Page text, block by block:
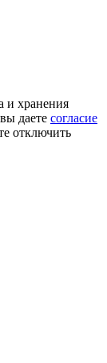
и хранения
даете согласие
отключить